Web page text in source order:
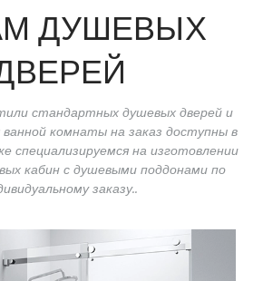
ДУШЕВЫХ
стандартных душевых дверей и
комнаты на заказ доступны в
специализируемся на изготовлении
кабин с душевыми поддонами по
заказу..